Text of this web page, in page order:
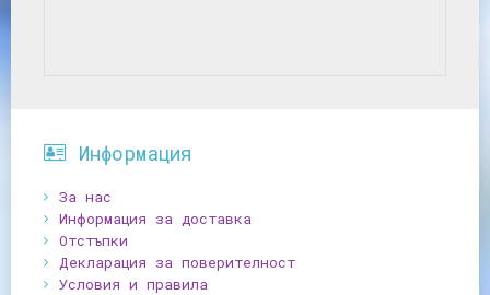
Информация
За нас
Информация за доставка
Отстъпки
Декларация за поверителност
Условия и правила